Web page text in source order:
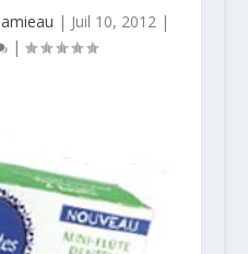
| Juil 10, 2012 |
|